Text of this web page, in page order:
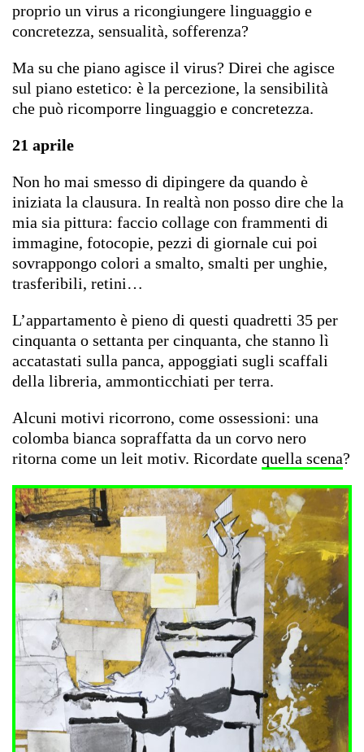
proprio un virus a ricongiungere linguaggio e
concretezza, sensualità, sofferenza?
Ma su che piano agisce il virus? Direi che agisce
sul piano estetico: è la percezione, la sensibilità
che può ricomporre linguaggio e concretezza.
21 aprile
Non ho mai smesso di dipingere da quando è
iniziata la clausura. In realtà non posso dire che la
mia sia pittura: faccio collage con frammenti di
immagine, fotocopie, pezzi di giornale cui poi
sovrappongo colori a smalto, smalti per unghie,
trasferibili, retini…
L’appartamento è pieno di questi quadretti 35 per
cinquanta o settanta per cinquanta, che stanno lì
accatastati sulla panca, appoggiati sugli scaffali
della libreria, ammonticchiati per terra.
Alcuni motivi ricorrono, come ossessioni: una
colomba bianca sopraffatta da un corvo nero
ritorna come un leit motiv. Ricordate quella scena?